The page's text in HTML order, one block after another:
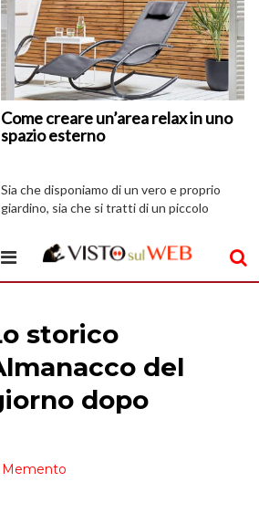
Come creare un’area relax in uno
spazio esterno
I
Sia che disponiamo di un vero e proprio
giardino, sia che si tratti di un piccolo